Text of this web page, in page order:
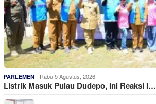
PARLEMEN Rabu 5 Agustus, 2026
Listrik Masuk Pulau Dudepo, Ini Reaksi I…